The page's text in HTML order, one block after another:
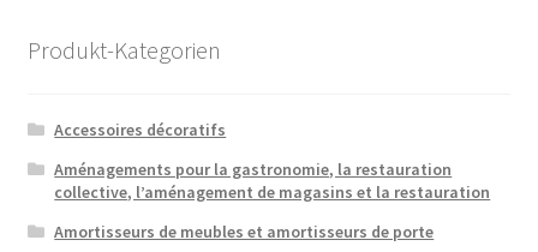
Produkt-Kategorien
Accessoires décoratifs
Aménagements pour la gastronomie, la restauration
collective, l’aménagement de magasins et la restauration
Amortisseurs de meubles et amortisseurs de porte